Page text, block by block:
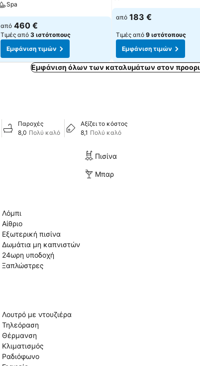
Spa
από 460 €
Τιμές από 3 ιστότοπους
Εμφάνιση τιμών
από 183 €
Τιμές από 9 ιστότοπους
Εμφάνιση τιμών
Εμφάνιση όλων των καταλυμάτων στον
Παροχές
8,0 Πολύ καλό
Αξίζει το κόστος
8,1 Πολύ καλό
Πισίνα
Μπαρ
Λόμπι
Αίθριο
Εξωτερική πισίνα
Δωμάτια μη καπνιστών
24ωρη υποδοχή
Ξαπλώστρες
Λουτρό με ντουζιέρα
Τηλεόραση
Θέρμανση
Κλιματισμός
Ραδιόφωνο